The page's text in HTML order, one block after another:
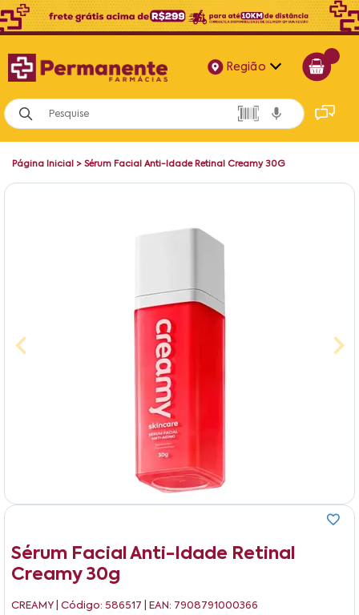
Região
Alagoas
Bahia
Página Inicial > Sérum Facial Anti-Idade Retinal Creamy 30G
Sérum Facial Anti-Idade Retinal
Creamy 30g
CREAMY | Código: 586517 | EAN: 7908791000366